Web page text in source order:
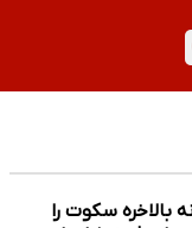
بالاخره سکوت را